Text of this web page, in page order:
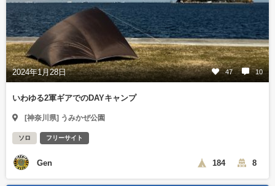
2024年1月28日 47 10
いわゆる2軍ギアでのDAYキャンプ
[神奈川県] うみかぜ公園
ソロ フリーサイト
Gen 184 8